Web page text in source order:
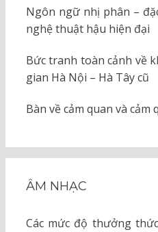
Ngôn ngữ nhị phân –
nghệ thuật hậu hiện đại
Bức tranh toàn cảnh về
gian Hà Nội – Hà Tây cũ
Bàn về cảm quan và
ÂM NHẠC
Các mức độ thưởng